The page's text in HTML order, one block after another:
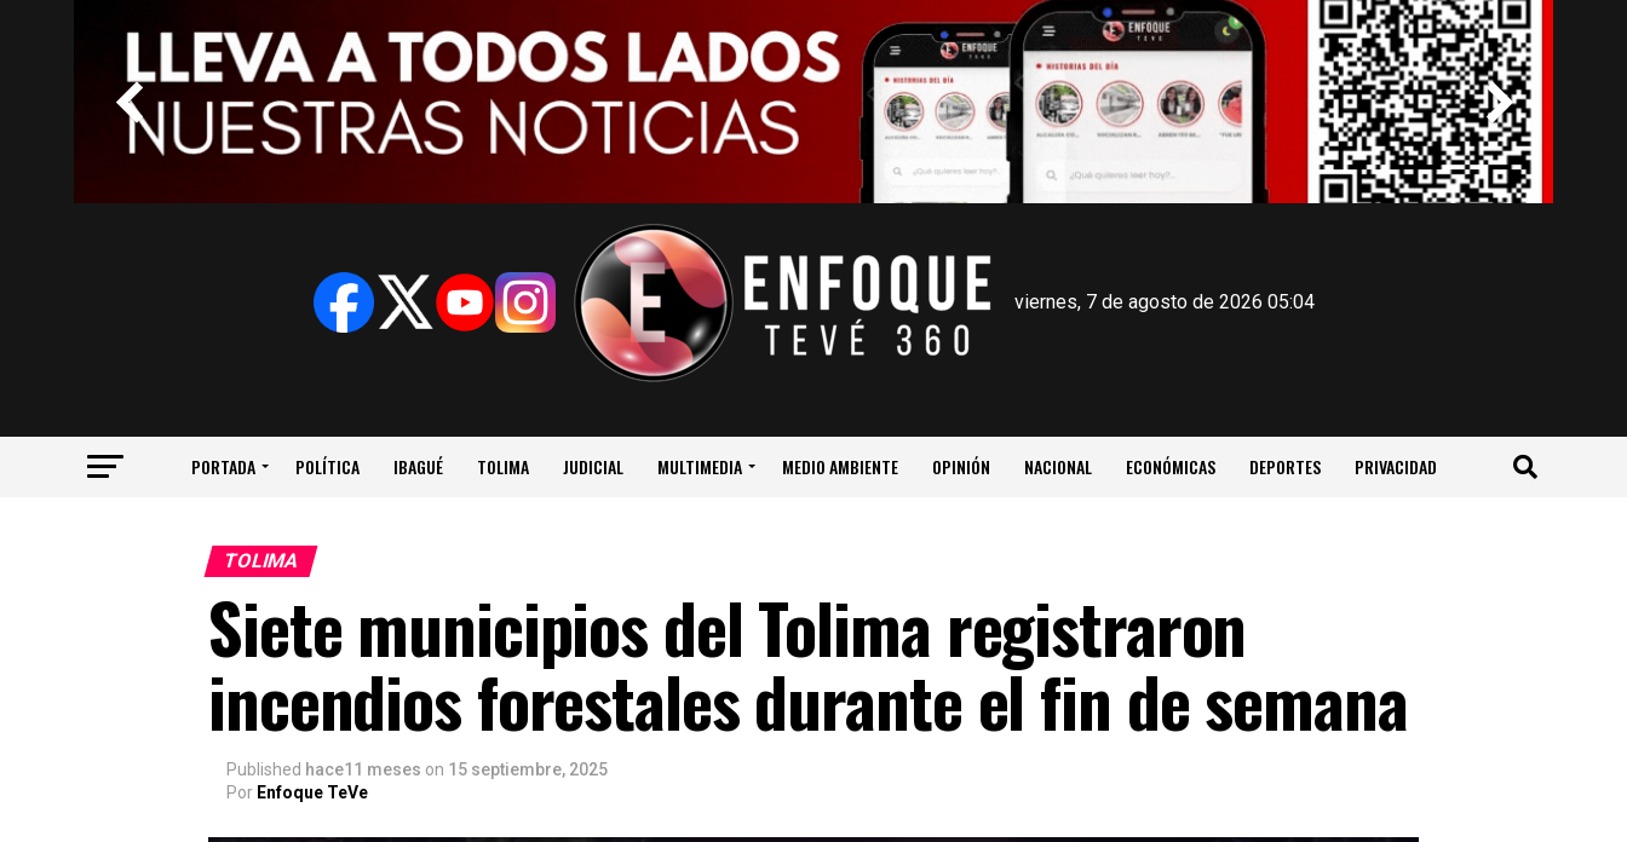
viernes, 7 de agosto de 2026 05:04
PORTADA POLÍTICA IBAGUÉ TOLIMA JUDICIAL MULTIMEDIA MEDIO AMBIENTE OPINIÓN NACIONAL ECONÓMICAS DEPORTES PRIVACIDAD
TOLIMA
Siete municipios del Tolima registraron
incendios forestales durante el fin de semana
Published hace11 meses on 15 septiembre, 2025
Por Enfoque TeVe